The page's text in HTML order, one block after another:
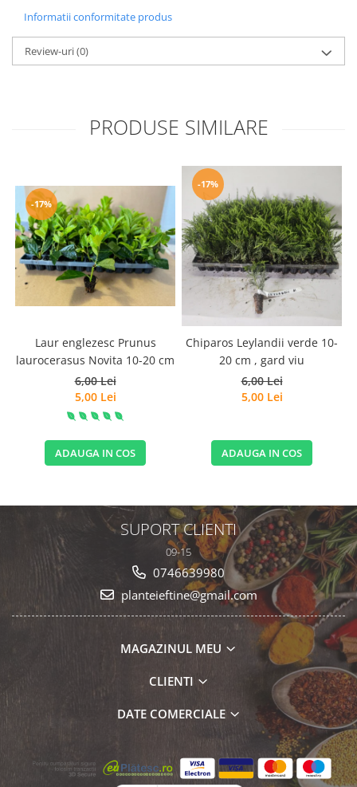
Informatii conformitate produs
Review-uri(0)
PRODUSE SIMILARE
-17%
Laur englezesc Prunus
laurocerasus Novita 10-20 cm
6,00 Lei
5,00 Lei
ADAUGA IN COS
-17%
Chiparos Leylandii verde 10-
20 cm , gard viu
6,00 Lei
5,00 Lei
ADAUGA IN COS
SUPORT CLIENTI
09-15
0746639980
planteieftine@gmail.com
MAGAZINUL MEU
CLIENTI
DATE COMERCIALE